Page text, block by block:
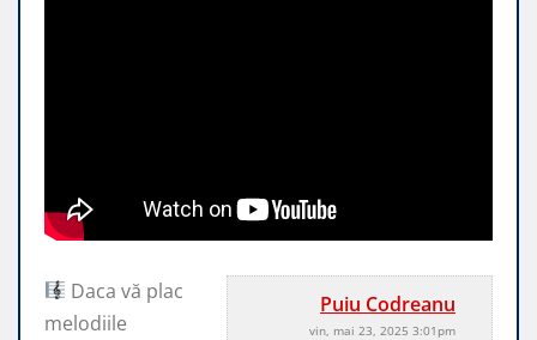
Puiu Codreanu
vin, mai 23, 2025 3:01pm
Daca vă plac
melodiile